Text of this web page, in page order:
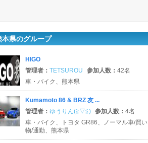
本県のグループ
HIGO
管理者： TETSUROU 参加人数： 42名
車・バイク、熊本県
Kumamoto 86 & BRZ 友 ...
管理者： ゆうりん(≧▽≦) 参加人数： 4名
車・バイク、トヨタ GR86、ノーマル車/買い
物/通勤、熊本県